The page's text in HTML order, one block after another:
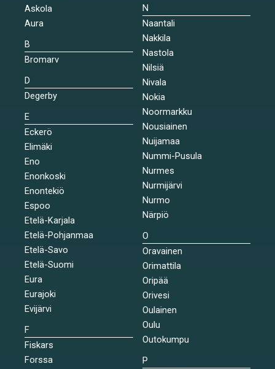
Askola
Aura
B
Bromarv
D
Degerby
E
Eckerö
Elimäki
Eno
Enonkoski
Enontekiö
Espoo
Etelä-Karjala
Etelä-Pohjanmaa
Etelä-Savo
Etelä-Suomi
Eura
Eurajoki
Evijärvi
F
Fiskars
Forssa
N
Naantali
Nakkila
Nastola
Nilsiä
Nivala
Nokia
Noormarkku
Nousiainen
Nuijamaa
Nummi-Pusula
Nurmes
Nurmijärvi
Nurmo
Närpiö
O
Oravainen
Orimattila
Oripää
Orivesi
Oulainen
Oulu
Outokumpu
P